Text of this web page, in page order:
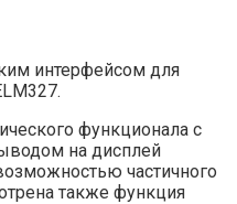
интерфейсом для
функционала с
на дисплей
частичного
также функция